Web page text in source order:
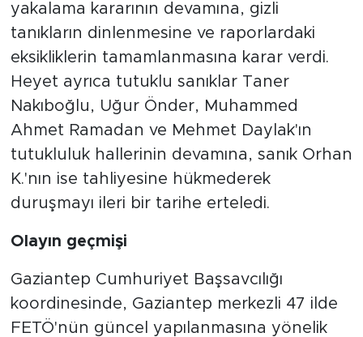
yakalama kararının devamına, gizli
tanıkların dinlenmesine ve raporlardaki
eksikliklerin tamamlanmasına karar verdi.
Heyet ayrıca tutuklu sanıklar Taner
Nakıboğlu, Uğur Önder, Muhammed
Ahmet Ramadan ve Mehmet Daylak'ın
tutukluluk hallerinin devamına, sanık Orhan
K.'nın ise tahliyesine hükmederek
duruşmayı ileri bir tarihe erteledi.
Olayın geçmişi
Gaziantep Cumhuriyet Başsavcılığı
koordinesinde, Gaziantep merkezli 47 ilde
FETÖ'nün güncel yapılanmasına yönelik